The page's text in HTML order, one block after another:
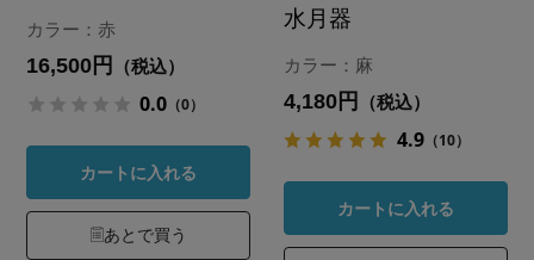
カラー：赤
16,500円 （税込）
0.0 （0）
カートに入れる
あとで買う
水月器
カラー：麻
4,180円 （税込）
4.9 （10）
カートに入れる